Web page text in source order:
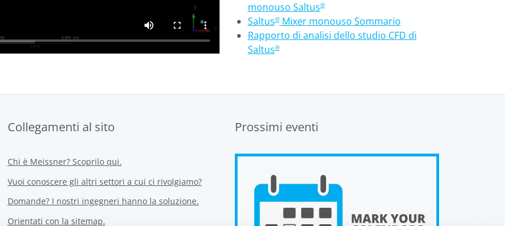
monouso Saltus®
Saltus®Mixer monouso Sommario
Rapporto di analisi dello studio CFD di
Saltus®
Collegamenti al sito
Chi è Meissner? Scoprilo qui.
Vuoi conoscere gli altri settori a cui ci rivolgiamo?
Domande? I nostri ingegneri hanno la soluzione.
Orientati con la sitemap.
Prossimi eventi